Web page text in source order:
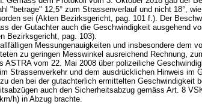
"betrage" 12,5° zum Strassenverlauf und nicht 18°,
sei (Akten Bezirksgericht, pag. 101 f.). Der
der Gutachter auch die Geschwindigkeit ausgehend
Bezirksgericht, pag. 103).
Messungenauigkeiten und insbesondere dem
zu geringen Messwinkel ausreichend Rechnung,
ASTRA vom 22. Mai 2008 über polizeiliche
Strassenverkehr und dem ausdrücklichen Hinweis im
den bei der gutachterlich ermittelten Geschwindigkeit
auch den Sicherheitsabzug gemäss Art. 8
h) in Abzug brachte.